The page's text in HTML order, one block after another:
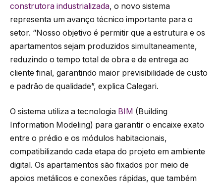
construtora industrializada, o novo sistema
representa um avanço técnico importante para o
setor. “Nosso objetivo é permitir que a estrutura e os
apartamentos sejam produzidos simultaneamente,
reduzindo o tempo total de obra e de entrega ao
cliente final, garantindo maior previsibilidade de custo
e padrão de qualidade”, explica Calegari.
O sistema utiliza a tecnologia BIM (Building
Information Modeling) para garantir o encaixe exato
entre o prédio e os módulos habitacionais,
compatibilizando cada etapa do projeto em ambiente
digital. Os apartamentos são fixados por meio de
apoios metálicos e conexões rápidas, que também